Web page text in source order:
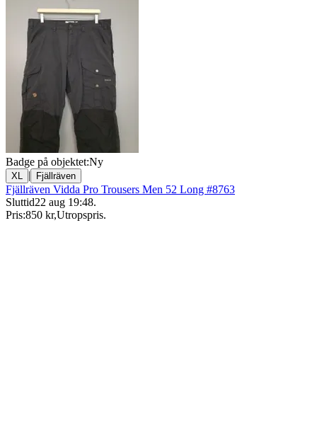
Badge på objektet:Ny
XL | Fjällräven
Fjällräven Vidda Pro Trousers Men 52 Long #8763
Sluttid22 aug 19:48.
Pris:850 kr,Utropspris.